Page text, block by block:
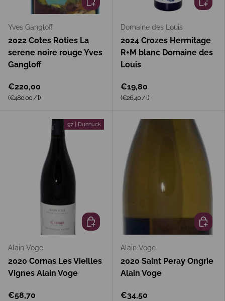
Yves Gangloff
2022 Cotes Roties La
serene noire rouge Yves
Gangloff
€220,00
Grundpreis
(€480,00/l)
Domaine des Louis
2024 Crozes Hermitage
R+M blanc Domaine des
Louis
€19,80
Grundpreis
(€26,40/l)
97 | Dunnuck
Alain Voge
2020 Cornas Les Vieilles
Vignes Alain Voge
€58,70
In den Warenkorb
Alain Voge
2020 Saint Peray Ongrie
Alain Voge
€34,50
In den